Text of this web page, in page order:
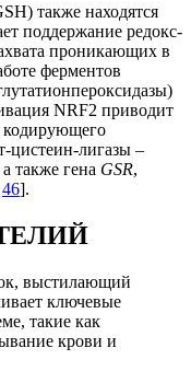
также находятся
поддержание редокс-
проникающих в
ферментов
NRF2 приводит
кодирующего
цистеин-лигазы –
также гена GSR,
46].
выстилающий
ключевые
такие как
крови и